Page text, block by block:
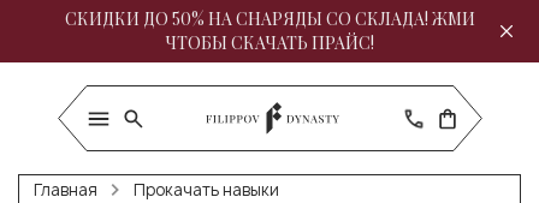
СКИДКИ ДО 50% НА СНАРЯДЫ СО СКЛАДА! ЖМИ
ЧТОБЫ СКАЧАТЬ ПРАЙС!
Главная Прокачать навыки